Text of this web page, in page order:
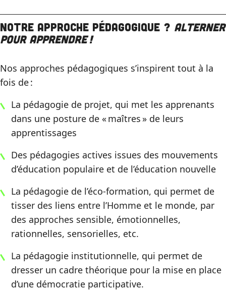
Notre approche pédagogique ? Alterner
pour apprendre!
Nos approches pédagogiques s’inspirent tout à la
fois de :
La pédagogie de projet, qui met les apprenants
dans une posture de « maîtres » de leurs
apprentissages
Des pédagogies actives issues des mouvements
d’éducation populaire et de l’éducation nouvelle
La pédagogie de l’éco-formation, qui permet de
tisser des liens entre l’Homme et le monde, par
des approches sensible, émotionnelles,
rationnelles, sensorielles, etc.
La pédagogie institutionnelle, qui permet de
dresser un cadre théorique pour la mise en place
d’une démocratie participative.